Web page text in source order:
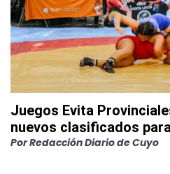
Juegos Evita
nuevos clasificados
PorRedacción Diario de Cuyo